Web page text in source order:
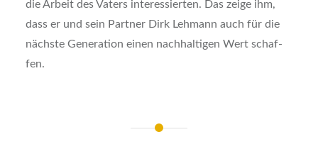
die Arbeit des Vaters inter­es­sier­ten. Das zei­ge ihm,
dass er und sein Part­ner Dirk Leh­mann auch für die
nächs­te Gene­ra­ti­on einen nach­hal­ti­gen Wert schaf­
fen.
Beitragsnavigation